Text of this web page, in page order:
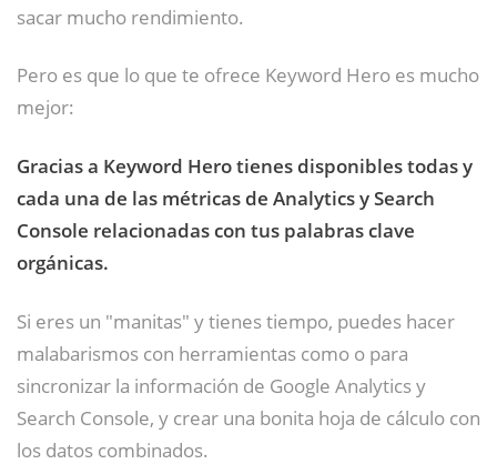
sacar mucho rendimiento.
Pero es que lo que te ofrece Keyword Hero es mucho
mejor:
Gracias a Keyword Hero tienes disponibles todas y
cada una de las métricas de Analytics y Search
Console relacionadas con tus palabras clave
orgánicas.
Si eres un "manitas" y tienes tiempo, puedes hacer
malabarismos con herramientas como o para
sincronizar la información de Google Analytics y
Search Console, y crear una bonita hoja de cálculo con
los datos combinados.